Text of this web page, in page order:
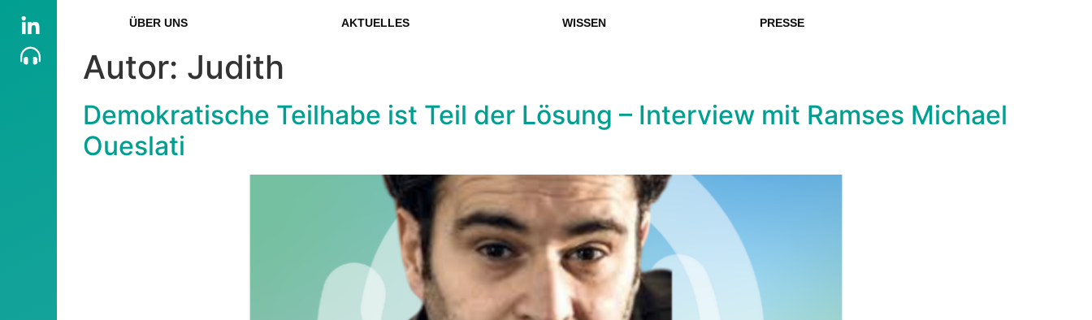
ÜBER UNS AKTUELLES WISSEN PRESSE
Autor: Judith
Demokratische Teilhabe ist Teil der Lösung – Interview mit Ramses Michael
Oueslati